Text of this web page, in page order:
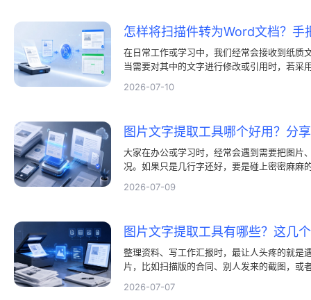
在日常工作或学习中，我们经常会接收到纸质
当需要对其中的文字进行修改或引用时，若采
件转为Word文档这样的诉求，解决起来并不
2026-07-10
大家在办公或学习时，经常会遇到需要把图片
况。如果只是几行字还好，要是碰上密密麻麻
自主地琢磨图片文字提取工具哪个好用，渴望
2026-07-09
图片文字提取工具有哪些？这几
整理资料、写工作汇报时，最让人头疼的就是
片，比如扫描版的合同、别人发来的截图，或
2026-07-07